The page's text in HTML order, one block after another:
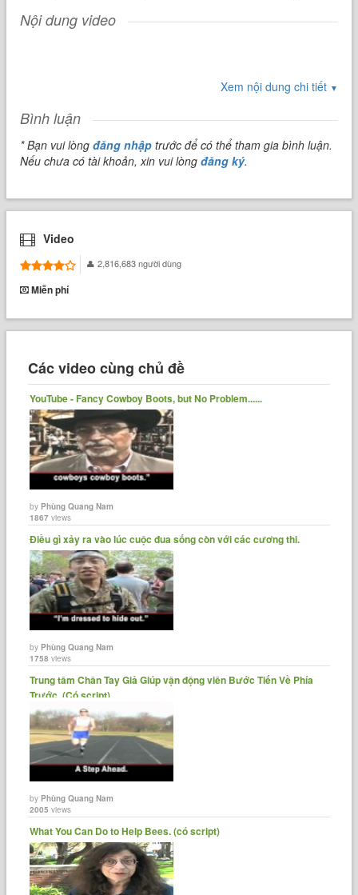
Nội dung video
Xem nội dung chi tiết ▼
Bình luận
* Bạn vui lòngđăng nhập trước để có thể tham gia bình luận.
Nếu chưa có tài khoản, xin vui lòngđăng ký.
Video
2,816,683 người dùng
Miễn phí
Các video cùng chủ đề
YouTube - Fancy Cowboy Boots, but No Problem......
byPhùng Quang Nam
1867 views
Điều gì xảy ra vào lúc cuộc đua sống còn với các cương thi.
byPhùng Quang Nam
1758 views
Trung tâm Chân Tay Giả Giúp vận động viên Bước Tiến Về Phía
Trước. (Có script)
byPhùng Quang Nam
2005 views
What You Can Do to Help Bees. (có script)